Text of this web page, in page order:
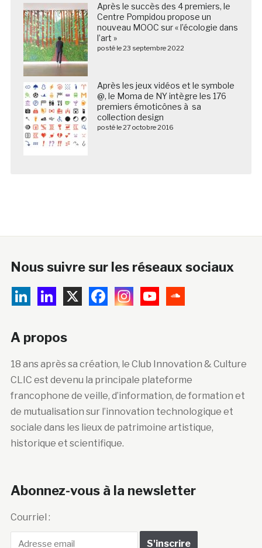
Après le succès des 4 premiers, le
Centre Pompidou propose un
nouveau MOOC sur « l’écologie dans
l’art »
posté le 23 septembre 2022
Après les jeux vidéos et le symbole
@, le Moma de NY intègre les 176
premiers émoticônes à sa
collection design
posté le 27 octobre 2016
Nous suivre sur les réseaux sociaux
A propos
18 ans après sa création, le Club Innovation & Culture
CLIC est devenu la principale plateforme
francophone de veille, d’information, de formation et
de mutualisation sur l’innovation technologique et
sociale dans les lieux de patrimoine artistique,
historique et scientifique.
Abonnez-vous à la newsletter
Courriel :